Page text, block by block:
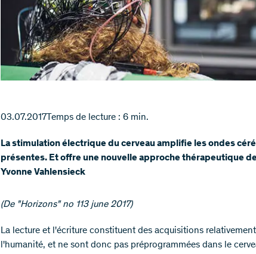
03.07.2017Temps de lecture : 6 min.
La stimulation électrique du cerveau amplifie les ondes
présentes. Et offre une nouvelle approche thérapeutique
Yvonne Vahlensieck
(De "Horizons" no 113 june 2017)​​​
La lecture et l'écriture constituent des acquisitions
l'humanité, et ne sont donc pas préprogrammées dans le